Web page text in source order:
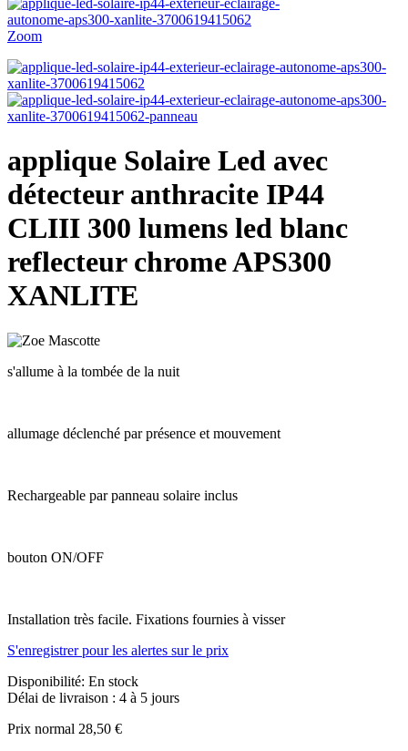
Zoom
applique Solaire Led avec
détecteur anthracite IP44
CLIII 300 lumens led blanc
reflecteur chrome APS300
XANLITE
s'allume à la tombée de la nuit
allumage déclenché par présence et mouvement
Rechargeable par panneau solaire inclus
bouton ON/OFF
Installation très facile. Fixations fournies à visser
S'enregistrer pour les alertes sur le prix
Disponibilité: En stock
Délai de livraison : 4 à 5 jours
Prix normal 28,50 €